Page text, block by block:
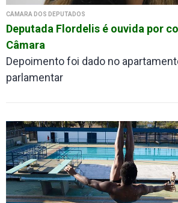
CÂMARA DOS DEPUTADOS
Deputada Flordelis é ouvida por
Câmara
Depoimento foi dado no
parlamentar